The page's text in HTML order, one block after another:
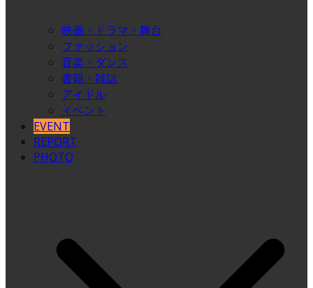
映画・ドラマ・舞台
ファッション
音楽・ダンス
書籍・雑誌
アイドル
イベント
EVENT
REPORT
PHOTO